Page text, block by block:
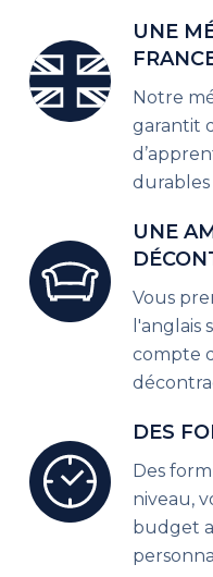
UNE
Notre
garantit
UNE
Vous
l'anglais
compte
DES
Des
niveau,
budget